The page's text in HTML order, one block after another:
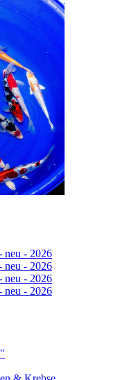
neu - 2026
neu - 2026
neu - 2026
neu - 2026